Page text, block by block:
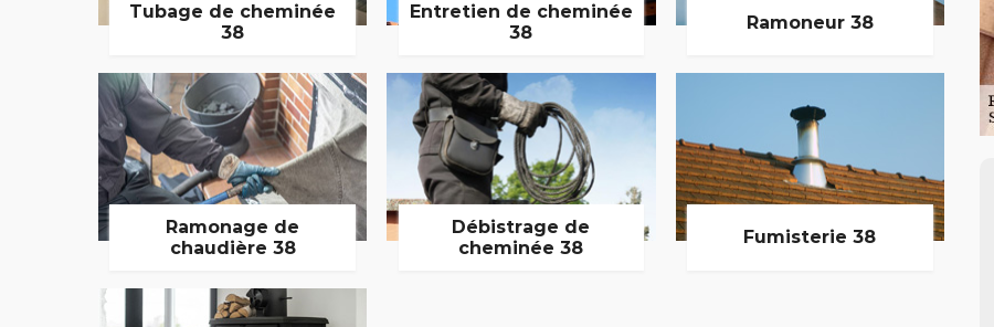
Tubage de cheminée
38
Entretien de cheminée
38
Ramoneur 38
Ramonage de
chaudière 38
Débistrage de
cheminée 38
Fumisterie 38